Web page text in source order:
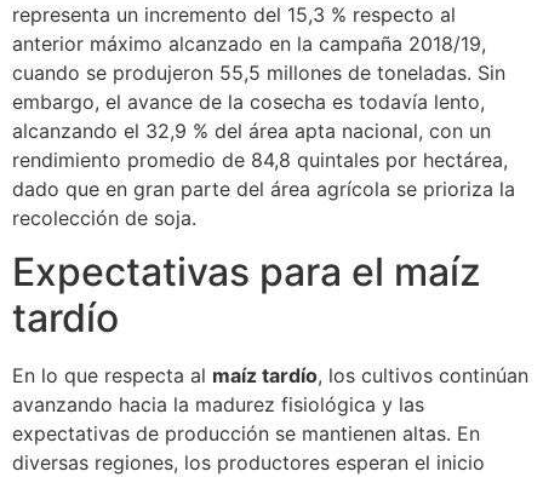
representa un incremento del 15,3 % respecto al
anterior máximo alcanzado en la campaña 2018/19,
cuando se produjeron 55,5 millones de toneladas. Sin
embargo, el avance de la cosecha es todavía lento,
alcanzando el 32,9 % del área apta nacional, con un
rendimiento promedio de 84,8 quintales por hectárea,
dado que en gran parte del área agrícola se prioriza la
recolección de soja.
Expectativas para el maíz
tardío
En lo que respecta al maíz tardío, los cultivos continúan
avanzando hacia la madurez fisiológica y las
expectativas de producción se mantienen altas. En
diversas regiones, los productores esperan el inicio